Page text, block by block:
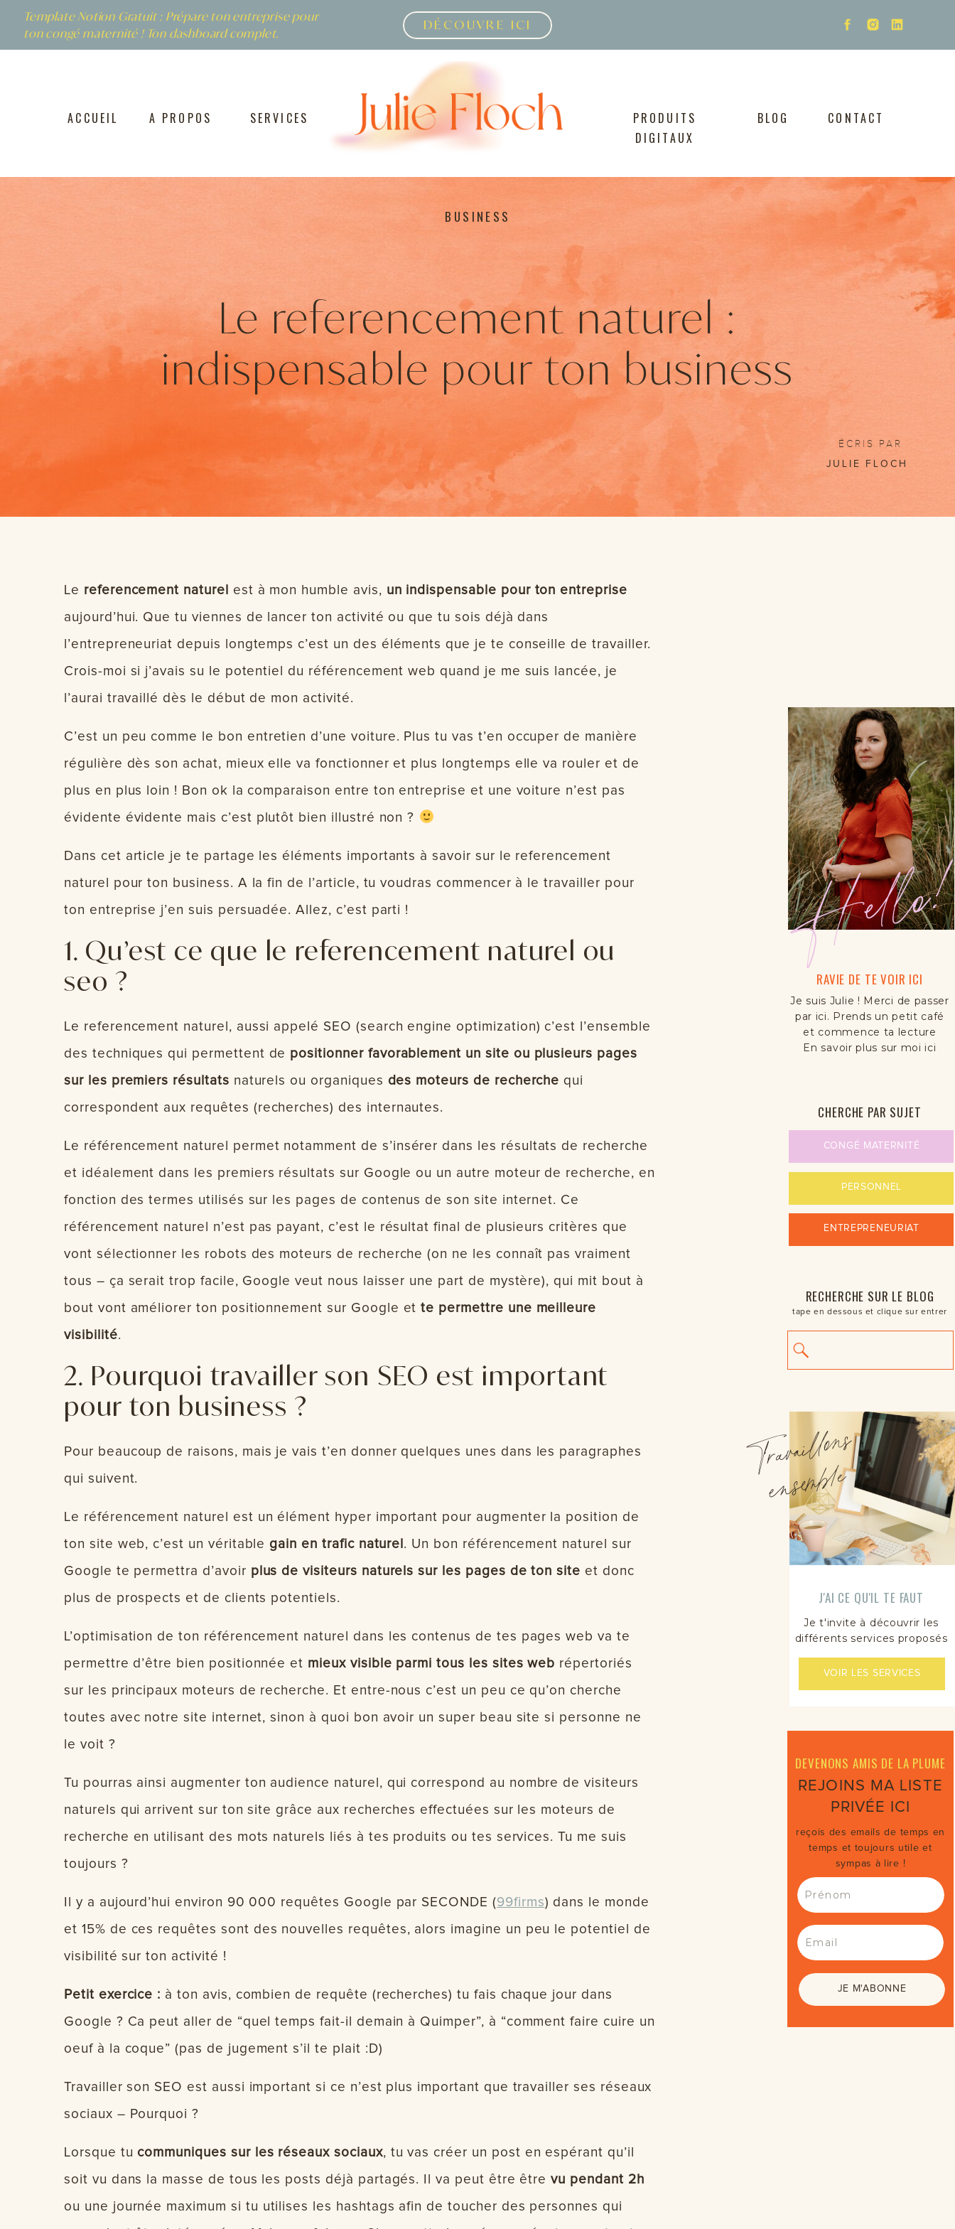
DÉCOUVRE ICI
Template Notion Gratuit : Prépare ton entreprise pour
ton congé maternité ! Ton dashboard complet.
PRODUITS
DIGITAUX
SERVICES
A PROPOS CONTACT
BLOG
ACCUEIL
JE M'ABONNE
reçois des emails de temps en
temps et toujours utile et
sympas à lire !
REJOINS MA LISTE
PRIVÉE ICI
DEVENONS AMIS DE LA PLUME
VOIR LES SERVICES
Je t'invite à découvrir les
différents services proposés
J'AI CE QU'IL TE FAUT
T
r
a
v
a
ill
o
ns
e
nse
m
b
l
e
tape en dessous et clique sur entrer
RECHERCHE SUR LE BLOG
ENTREPRENEURIAT
PERSONNEL
CONGÉ MATERNITÉ
CHERCHE PAR SUJET
Je suis Julie ! Merci de passer
par ici. Prends un petit café
et commence ta lecture
En savoir plus sur moi ici
RAVIE DE TE VOIR ICI
Le referencement naturel :
indispensable pour ton business
BUSINESS
ÉCRIS PAR
JULIE FLOCH
Le referencement naturel est à mon humble avis, un indispensable pour ton entreprise
aujourd’hui. Que tu viennes de lancer ton activité ou que tu sois déjà dans
l’entrepreneuriat depuis longtemps c’est un des éléments que je te conseille de travailler.
Crois-moi si j’avais su le potentiel du référencement web quand je me suis lancée, je
l’aurai travaillé dès le début de mon activité.
C’est un peu comme le bon entretien d’une voiture. Plus tu vas t’en occuper de manière
régulière dès son achat, mieux elle va fonctionner et plus longtemps elle va rouler et de
plus en plus loin ! Bon ok la comparaison entre ton entreprise et une voiture n’est pas
évidente évidente mais c’est plutôt bien illustré non ?
Dans cet article je te partage les éléments importants à savoir sur le referencement
naturel pour ton business. A la fin de l’article, tu voudras commencer à le travailler pour
ton entreprise j’en suis persuadée. Allez, c’est parti !
1. Qu’est ce que le referencement naturel ou
seo ?
Le referencement naturel, aussi appelé SEO (search engine optimization) c’est l’ensemble
des techniques qui permettent de positionner favorablement un site ou plusieurs pages
sur les premiers résultats naturels ou organiques des moteurs de recherche qui
correspondent aux requêtes (recherches) des internautes.
Le référencement naturel permet notamment de s’insérer dans les résultats de recherche
et idéalement dans les premiers résultats sur Google ou un autre moteur de recherche, en
fonction des termes utilisés sur les pages de contenus de son site internet. Ce
référencement naturel n’est pas payant, c’est le résultat final de plusieurs critères que
vont sélectionner les robots des moteurs de recherche (on ne les connaît pas vraiment
tous – ça serait trop facile, Google veut nous laisser une part de mystère), qui mit bout à
bout vont améliorer ton positionnement sur Google ette permettre une meilleure
visibilité.
2. Pourquoi travailler son SEO est important
pour ton business ?
Pour beaucoup de raisons, mais je vais t’en donner quelques unes dans les paragraphes
qui suivent.
Le référencement naturel est un élément hyper important pour augmenter la position de
ton site web, c’est un véritable gain en trafic naturel . Un bon référencement naturel sur
Google te permettra d’avoir plus de visiteurs naturels sur les pages de ton site et donc
plus de prospects et de clients potentiels.
L’optimisation de ton référencement naturel dans les contenus de tes pages web va te
permettre d’être bien positionnée et mieux visible parmi tous les sites web répertoriés
sur les principaux moteurs de recherche. Et entre-nous c’est un peu ce qu’on cherche
toutes avec notre site internet, sinon à quoi bon avoir un super beau site si personne ne
le voit ?
Tu pourras ainsi augmenter ton audience naturel, qui correspond au nombre de visiteurs
naturels qui arrivent sur ton site grâce aux recherches effectuées sur les moteurs de
recherche en utilisant des mots naturels liés à tes produits ou tes services. Tu me suis
toujours ?
Il y a aujourd’hui environ 90 000 requêtes Google par SECONDE (99firms) dans le monde
et 15% de ces requêtes sont des nouvelles requêtes, alors imagine un peu le potentiel de
visibilité sur ton activité !
Petit exercice : à ton avis, combien de requête (recherches) tu fais chaque jour dans
Google ? Ca peut aller de “quel temps fait-il demain à Quimper”, à “comment faire cuire un
oeuf à la coque” (pas de jugement s’il te plait :D)
Travailler son SEO est aussi important si ce n’est plus important que travailler ses réseaux
sociaux – Pourquoi ?
Lorsque tu communiques sur les réseaux sociaux, tu vas créer un post en espérant qu’il
soit vu dans la masse de tous les posts déjà partagés. Il va peut être êtrevu pendant 2h
ou une journée maximum si tu utilises les hashtags afin de toucher des personnes qui